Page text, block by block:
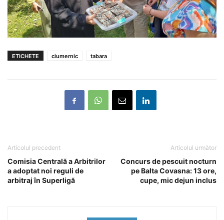
ETICHETE ciumernic tabara
Articolul precedent
Comisia Centrală a Arbitrilor
a adoptat noi reguli de
arbitraj în Superligă
Articolul următor
Concurs de pescuit nocturn
pe Balta Covasna: 13 ore,
cupe, mic dejun inclus